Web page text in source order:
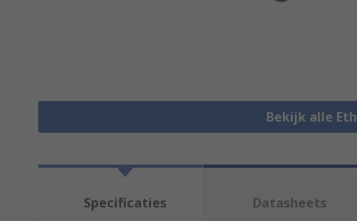
Bekijk alle
Specificaties Datasheets